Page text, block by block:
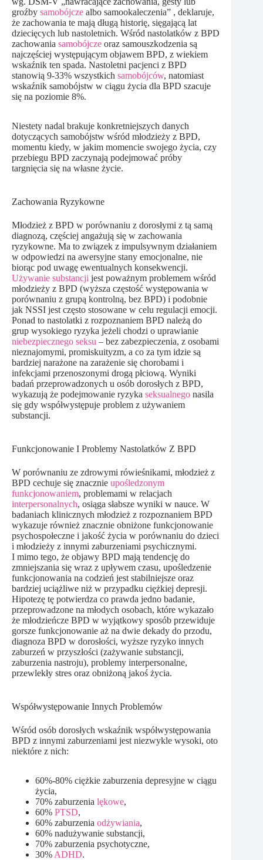
groźby samobójcze albo samookaleczenia” , deklaruje,
że zachowania te mają długą historię, sięgającą lat
dziecięcych lub nastoletnich. Wśród nastolatków z BPD
zachowania samobójcze oraz samouszkodzenia są
najczęściej występującym objawem BPD, z wiekiem
wskaźnik ten spada. Nastoletni pacjenci z BPD
stanowią 9-33% wszystkich samobójców, natomiast
wskaźnik samobójstw w ciągu życia dla BPD szacuje
się na poziomie 8%.
Niestety nadal brakuje konkretniejszych danych
dotyczących samobójstw wśród młodzieży z BPD,
momentu kiedy, w jakim momencie swojego życia, czy
przebiegu BPD zaczynają podejmować próby
targnięcia się na własne życie.
Zachowania Ryzykowne
Młodzież z BPD w porównaniu z dorosłymi z tą samą
diagnozą, częściej angażują się w zachowania
ryzykowne. Ma to związek z impulsywnym działaniem
w odpowiedzi na awersyjne stany emocjonalne, nie
biorąc pod uwagę ewentualnych konsekwencji.
Używanie substancji jest poważnym problemem wśród
młodzieży z BPD (wyższa częstość występowania w
porównaniu z grupą kontrolną, bez BPD) i podobnie
jak NSSI jest często stosowane w celu regulacji emocji.
Ponad to nastolatki z rozpoznaniem BPD należą do
grup wysokiego ryzyka jeżeli chodzi o uprawianie
niebezpiecznego seksu – bez zabezpieczenia, z osobami
nieznajomymi, promiskuityzm, a co za tym idzie są
bardziej narażone na zarażenie się chorobami i
infekcjami przenoszonymi drogą płciową. Wyniki
badań przeprowadzonych u osób dorosłych z BPD,
wykazują że podejmowanie ryzyka seksualnego nasila
się gdy współwystępuje problem z używaniem
substancji.
Funkcjonowanie I Problemy Nastolatków Z BPD
W porównaniu ze zdrowymi rówieśnikami, młodzież z
BPD cechuje się znacznie upośledzonym
funkcjonowaniem, problemami w relacjach
interpersonalnych, osiąga słabsze wyniki w nauce. W
badaniach klinicznych młodzież z rozpoznaniem BPD
wykazuje również znacznie obniżone funkcjonowanie
psychospołeczne i jakość życia w porównaniu do dzieci
i młodzieży z innymi zaburzeniami psychicznymi.
I mimo tego, że objawy BPD mają tendencję do
zmniejszania się wraz z upływem czasu, upośledzenie
funkcjonowania na codzień jest stabilniejsze oraz
bardziej uciążliwe niż w przypadku ciężkiej depresji.
Hipotezę tę potwierdza co prawda jedno badanie,
przeprowadzone na młodych osobach, które wykazało
że młodzieńcze BPD w wyjątkowy sposób przewiduje
gorsze funkcjonowanie aż na dwie dekady do przodu,
diagnoza BPD w dorosłości, wyższe ryzyko innych
zaburzeń w przyszłości (zażywanie substancji,
zaburzenia nastroju), problemy interpersonalne,
przewlekły stres oraz obniżoną jakoś życia.
Współwystępowanie Innych Problemów
Wśród osób dorosłych wskaźnik współwystępowania
BPD z innymi zaburzeniami jest niezwykle wysoki, oto
niektóre z nich:
60%-80% ciężkie zaburzenia depresyjne w ciągu
życia,
70% zaburzenia lękowe,
60% PTSD,
60% zaburzenia odżywiania,
60% nadużywanie substancji,
70% zaburzenia psychotyczne,
30% ADHD.